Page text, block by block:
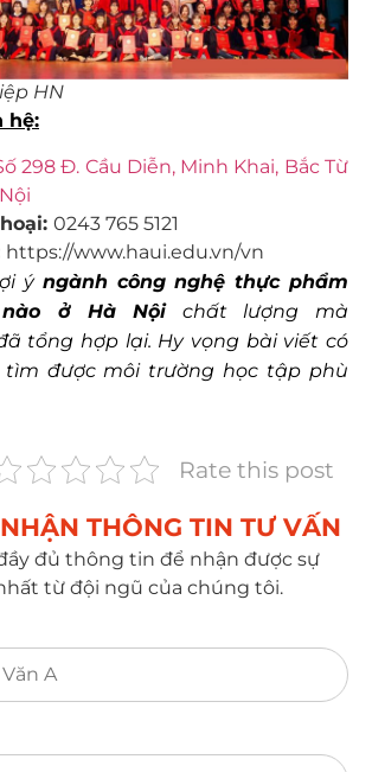
HN
hệ:
298 Đ. Cầu Diễn, Minh Khai, Bắc Từ
0243 765 5121
https://www.haui.edu.vn/vn
ý ngành công nghệ thực phẩm
ở Hà Nộichất lượng mà
tổng hợp lại. Hy vọng bài viết có
được môi trường học tập phù
Rate this post
THÔNG TIN TƯ VẤN​
đủ thông tin để nhận được sự
từ đội ngũ của chúng tôi.